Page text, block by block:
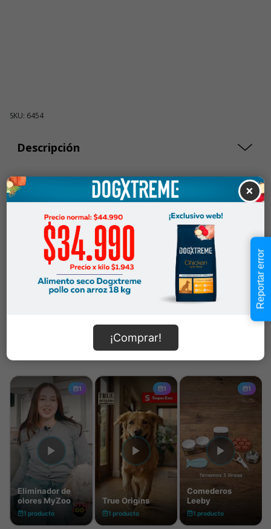
SKU: 6454
Descripción
Cantidad:
-
$1.290
En Stock
Añadir al carrito
Información de envío
×
¡Comprar!
Reportar error